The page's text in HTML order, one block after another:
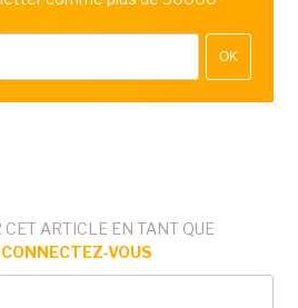
OK
ARTICLE EN TANT QUE
CONNECTEZ-VOUS